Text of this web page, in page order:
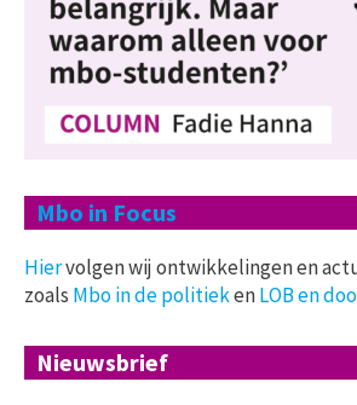
Mbo in Focus
Hiervolgen wij ontwikkelingen en
zoals Mbo in de politiekenLOB en
Nieuwsbrief